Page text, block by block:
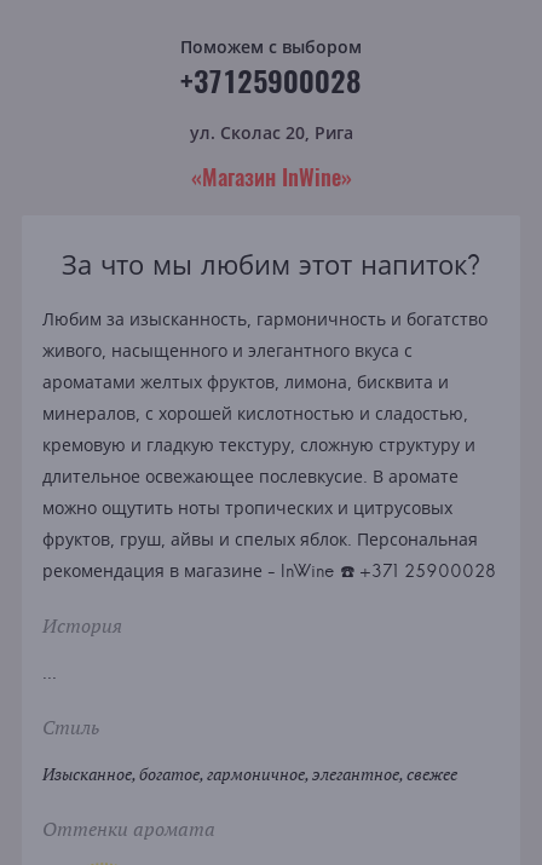
Поможем с выбором
+37125900028
ул. Сколас 20, Рига
«Магазин InWine»
За что мы любим этот напиток?
Любим за изысканность, гармоничность и богатство
живого, насыщенного и элегантного вкуса с
ароматами желтых фруктов, лимона, бисквита и
минералов, с хорошей кислотностью и сладостью,
кремовую и гладкую текстуру, сложную структуру и
длительное освежающее послевкусие. В аромате
можно ощутить ноты тропических и цитрусовых
фруктов, груш, айвы и спелых яблок. Персональная
рекомендация в магазине - InWine ☎️ +371 25900028
История
...
Стиль
Изысканное, богатое, гармоничное, элегантное, свежее
Оттенки аромата